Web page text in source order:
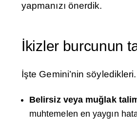
yapmanızı önerdik.
İkizler burcunun
İşte Gemini’nin söyledikleri.
Belirsiz veya muğlak
muhtemelen en yaygın